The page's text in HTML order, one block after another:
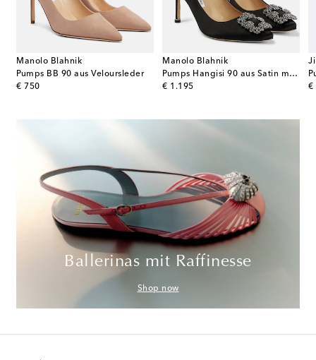
Manolo Blahnik
Pumps BB 90 aus Veloursleder
€ 750
original price
Manolo Blahnik
Pumps Hangisi 90 aus Satin mit Kristallen
€ 1.195
original price €
Ballerinas mit Raffinesse
Shop now